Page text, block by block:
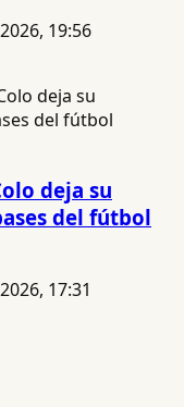
19:56
deja su
del fútbol
17:31